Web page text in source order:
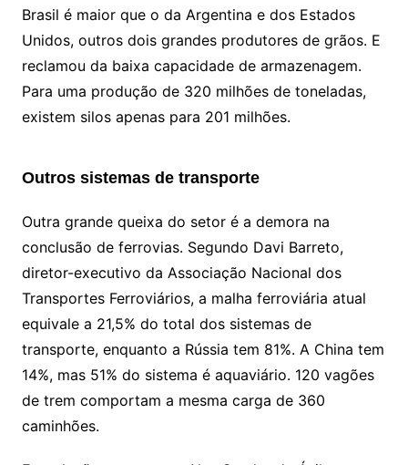
Brasil é maior que o da Argentina e dos Estados
Unidos, outros dois grandes produtores de grãos. E
reclamou da baixa capacidade de armazenagem.
Para uma produção de 320 milhões de toneladas,
existem silos apenas para 201 milhões.
Outros sistemas de transporte
Outra grande queixa do setor é a demora na
conclusão de ferrovias. Segundo Davi Barreto,
diretor-executivo da Associação Nacional dos
Transportes Ferroviários, a malha ferroviária atual
equivale a 21,5% do total dos sistemas de
transporte, enquanto a Rússia tem 81%. A China tem
14%, mas 51% do sistema é aquaviário. 120 vagões
de trem comportam a mesma carga de 360
caminhões.